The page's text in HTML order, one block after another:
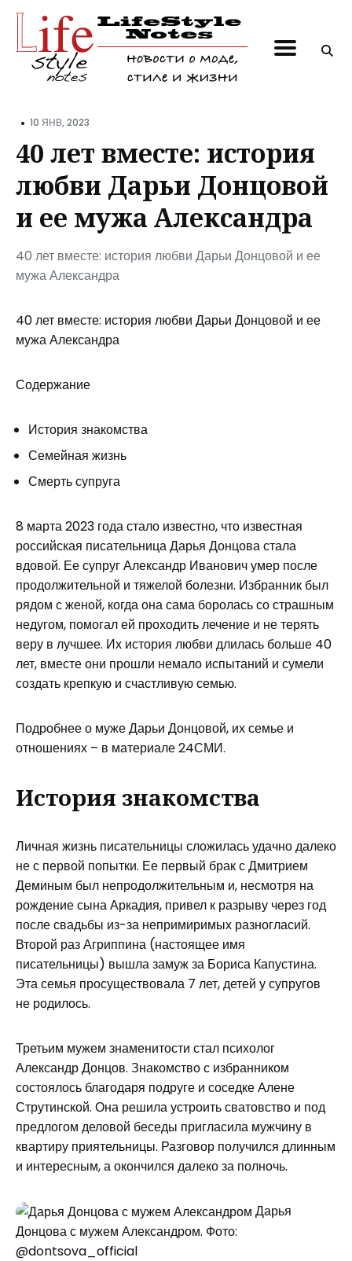
Поиск
• 10 ЯНВ, 2023
40 лет вместе: история
любви Дарьи Донцовой
и ее мужа Александра
40 лет вместе: история любви Дарьи Донцовой и ее
мужа Александра
40 лет вместе: история любви Дарьи Донцовой и ее
мужа Александра
Содержание
История знакомства
Семейная жизнь
Смерть супруга
8 марта 2023 года стало известно, что известная
российская писательница Дарья Донцова стала
вдовой. Ее супруг Александр Иванович умер после
продолжительной и тяжелой болезни. Избранник был
рядом с женой, когда она сама боролась со страшным
недугом, помогал ей проходить лечение и не терять
веру в лучшее. Их история любви длилась больше 40
лет, вместе они прошли немало испытаний и сумели
создать крепкую и счастливую семью.
Подробнее о муже Дарьи Донцовой, их семье и
отношениях – в материале 24СМИ.
История знакомства
Личная жизнь писательницы сложилась удачно далеко
не с первой попытки. Ее первый брак с Дмитрием
Деминым был непродолжительным и, несмотря на
рождение сына Аркадия, привел к разрыву через год
после свадьбы из-за непримиримых разногласий.
Второй раз Агриппина (настоящее имя
писательницы) вышла замуж за Бориса Капустина.
Эта семья просуществовала 7 лет, детей у супругов
не родилось.
Третьим мужем знаменитости стал психолог
Александр Донцов. Знакомство с избранником
состоялось благодаря подруге и соседке Алене
Струтинской. Она решила устроить сватовство и под
предлогом деловой беседы пригласила мужчину в
квартиру приятельницы. Разговор получился длинным
и интересным, а окончился далеко за полночь.
Дарья
Донцова с мужем Александром. Фото:
@dontsova_official